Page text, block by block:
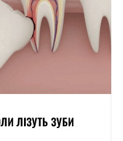
ЛІЗУТЬ ЗУБИ